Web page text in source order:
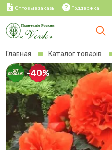
Оптовые заказы Поддержка
Главная Каталог товарів
-40%